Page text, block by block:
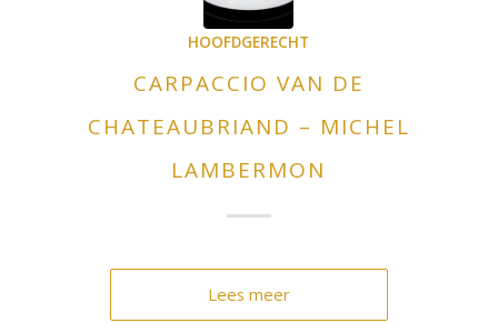
HOOFDGERECHT
CARPACCIO VAN DE
CHATEAUBRIAND – MICHEL
LAMBERMON
Lees meer